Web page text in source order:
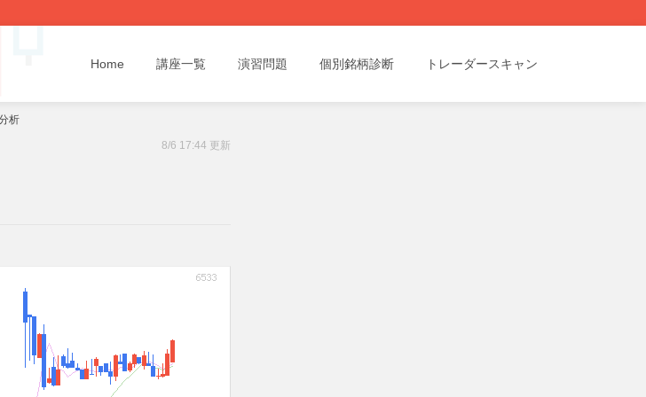
Home 講座一覧 演習問題 個別銘柄診断 トレーダースキャン
析
8/6 17:44 更新